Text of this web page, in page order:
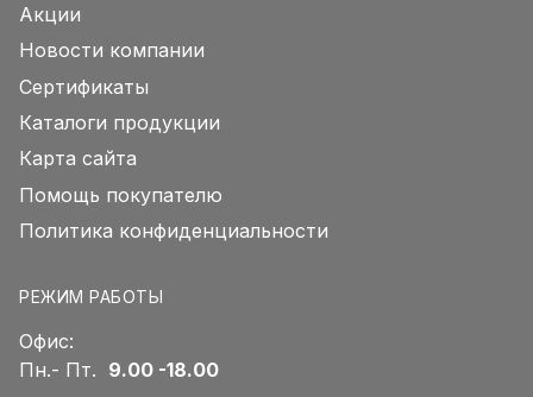
Акции
Новости компании
Сертификаты
Каталоги продукции
Карта сайта
Помощь покупателю
Политика конфиденциальности
РЕЖИМ РАБОТЫ
Офис:
Пн.- Пт. 9.00 -18.00